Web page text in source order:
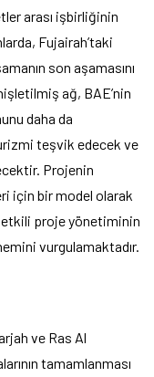
arası işbirliğinin
Fujairah’taki
son aşamasını
ağ, BAE’nin
daha da
teşvik edecek ve
Projenin
için bir model olarak
proje yönetiminin
vurgulamaktadır.
ve Ras Al
tamamlanması